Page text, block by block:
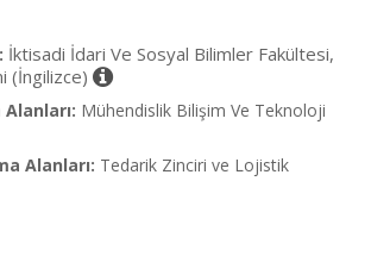
İktisadi İdari Ve Sosyal Bilimler Fakültesi,
(İngilizce)
Mühendislik Bilişim Ve Teknoloji
Alanları: Tedarik Zinciri ve Lojistik